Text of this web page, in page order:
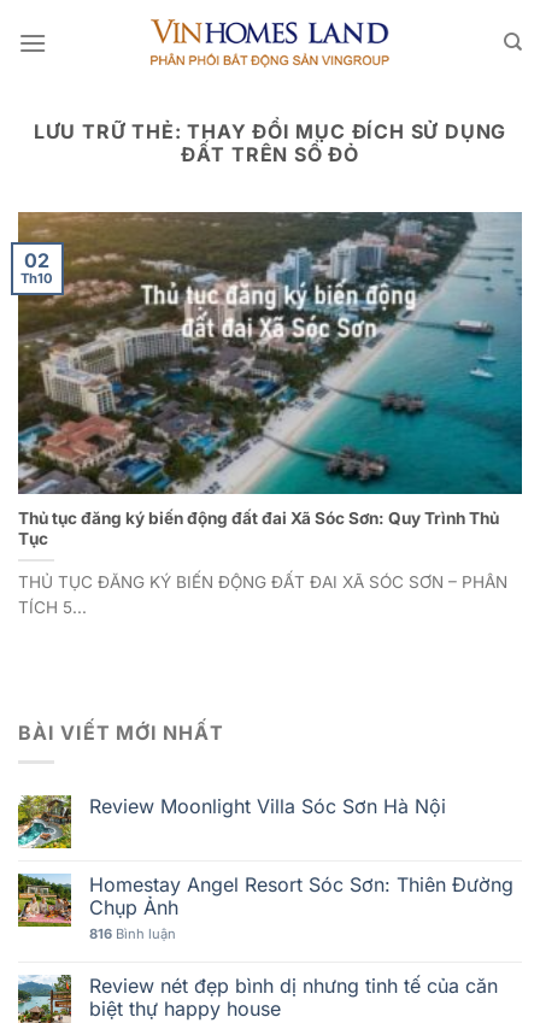
qua
LƯU TRỮ THẺ:THAY ĐỔI MỤC ĐÍCH SỬ DỤNG
ĐẤT TRÊN SỔ ĐỎ
Thủ tục đăng ký biến động đất đai Xã Sóc Sơn: Quy Trình Thủ
Tục
THỦ TỤC ĐĂNG KÝ BIẾN ĐỘNG ĐẤT ĐAI XÃ SÓC SƠN – PHÂN
TÍCH 5...
02
Th10
BÀI VIẾT MỚI NHẤT
Review Moonlight Villa Sóc Sơn Hà Nội
Homestay Angel Resort Sóc Sơn: Thiên Đường
Chụp Ảnh
816 Bình luận
Review nét đẹp bình dị nhưng tinh tế của căn
biệt thự happy house